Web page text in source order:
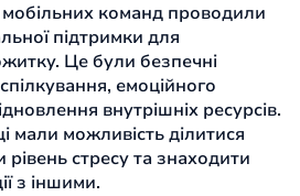
команд проводили
підтримки для
Це були безпечні
емоційного
внутрішніх ресурсів.
мали можливість ділитися
стресу та знаходити
з іншими.